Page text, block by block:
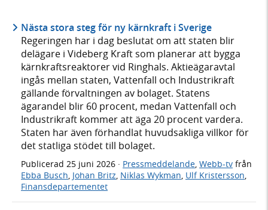
Nästa stora steg för ny kärnkraft i Sverige
Regeringen har i dag beslutat om att staten blir
delägare i Videberg Kraft som planerar att bygga
kärnkraftsreaktorer vid Ringhals. Aktieägaravtal
ingås mellan staten, Vattenfall och Industrikraft
gällande förvaltningen av bolaget. Statens
ägarandel blir 60 procent, medan Vattenfall och
Industrikraft kommer att äga 20 procent vardera.
Staten har även förhandlat huvudsakliga villkor för
det statliga stödet till bolaget.
Publicerad 25 juni 2026 · Pressmeddelande, Webb-tv från
Ebba Busch, Johan Britz, Niklas Wykman, Ulf Kristersson,
Finansdepartementet